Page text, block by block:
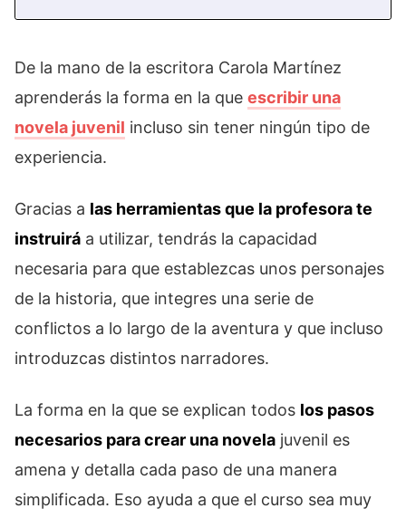
De la mano de la escritora Carola Martínez
aprenderás la forma en la que escribir una
novela juvenil incluso sin tener ningún tipo de
experiencia.
Gracias a las herramientas que la profesora te
instruirá a utilizar, tendrás la capacidad
necesaria para que establezcas unos personajes
de la historia, que integres una serie de
conflictos a lo largo de la aventura y que incluso
introduzcas distintos narradores.
La forma en la que se explican todos los pasos
necesarios para crear una novela juvenil es
amena y detalla cada paso de una manera
simplificada. Eso ayuda a que el curso sea muy